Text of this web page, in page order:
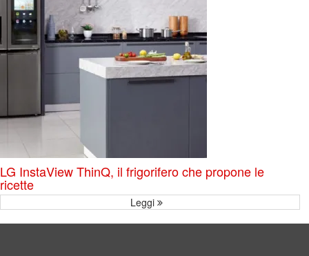
LG InstaView ThinQ, il frigorifero che propone le
ricette
Leggi